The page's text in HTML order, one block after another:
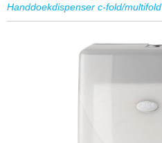
Handdoekdispenser c-fold/multifold